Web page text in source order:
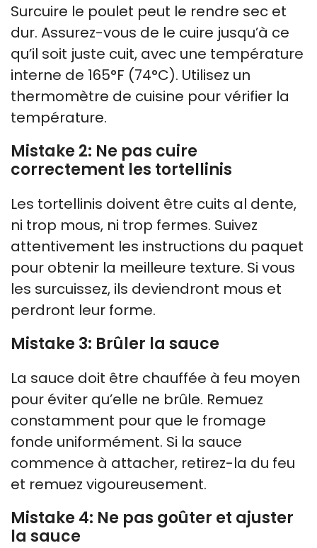
Surcuire le poulet peut le rendre sec et
dur. Assurez-vous de le cuire jusqu’à ce
qu’il soit juste cuit, avec une température
interne de 165°F (74°C). Utilisez un
thermomètre de cuisine pour vérifier la
température.
Mistake 2: Ne pas cuire
correctement les tortellinis
Les tortellinis doivent être cuits al dente,
ni trop mous, ni trop fermes. Suivez
attentivement les instructions du paquet
pour obtenir la meilleure texture. Si vous
les surcuissez, ils deviendront mous et
perdront leur forme.
Mistake 3: Brûler la sauce
La sauce doit être chauffée à feu moyen
pour éviter qu’elle ne brûle. Remuez
constamment pour que le fromage
fonde uniformément. Si la sauce
commence à attacher, retirez-la du feu
et remuez vigoureusement.
Mistake 4: Ne pas goûter et ajuster
la sauce